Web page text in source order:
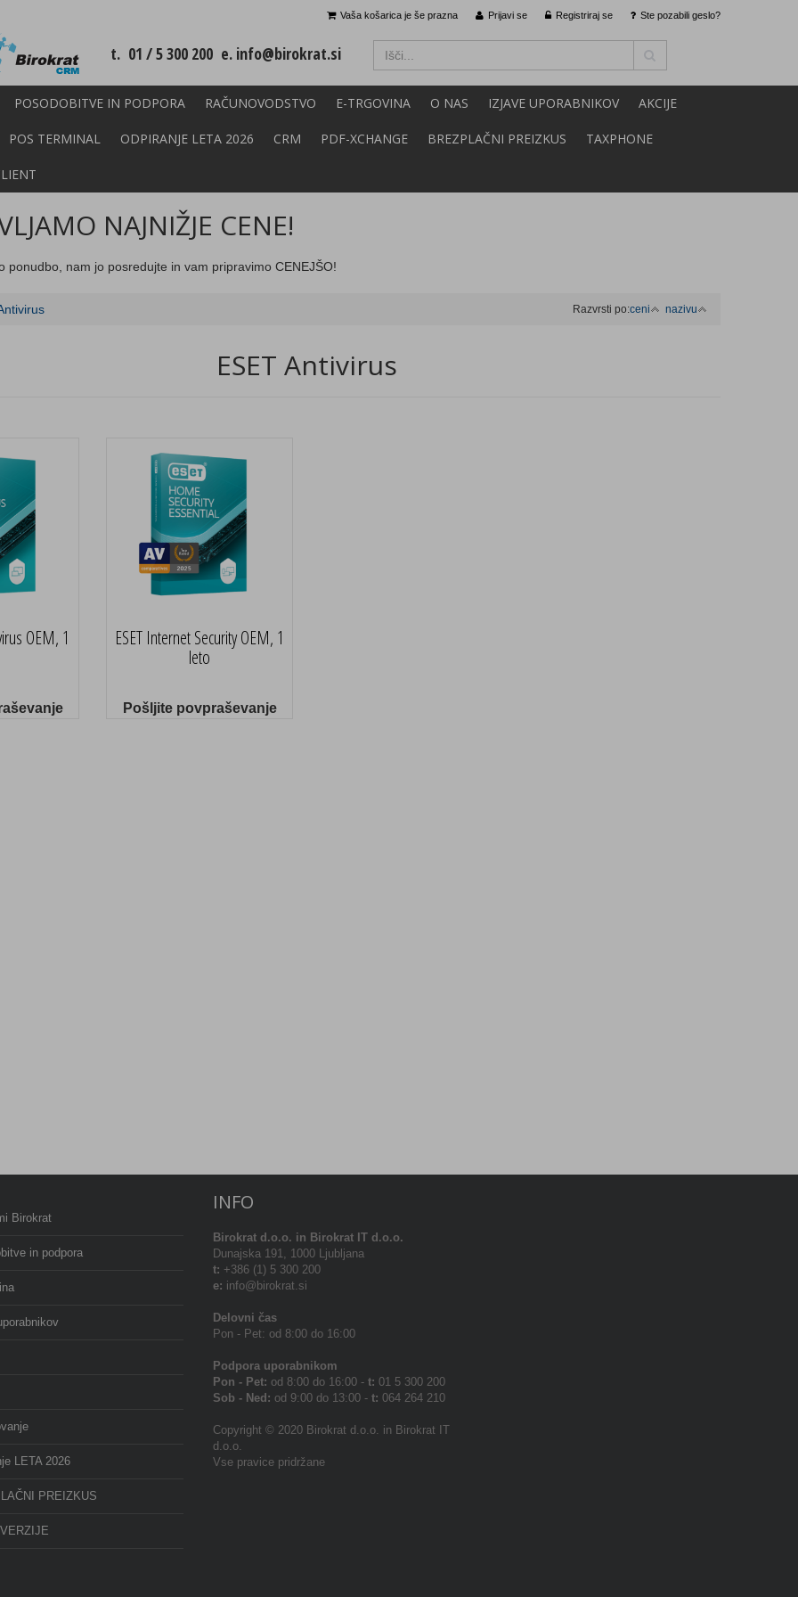
Prijavi se Registriraj se Ste pozabili geslo?
Vaša košarica je še prazna
t. 01 / 5 300 200 e. info@birokrat.si
POSODOBITVE IN PODPORA RAČUNOVODSTVO E-TRGOVINA O NAS IZJAVE UPORABNIKOV AKCIJE
POS TERMINAL ODPIRANJE LETA 2026 CRM PDF-XCHANGE BREZPLAČNI PREIZKUS TAXPHONE
NAJNIŽJE CENE!
ponudbo, nam jo posredujte in vam pripravimo CENEJŠO!
Razvrsti po:ceni nazivu
ESET Antivirus
OEM, 1
ESET Internet Security OEM, 1
leto
Pošljite povpraševanje
Birokrat
in podpora
LETA 2026
PREIZKUS
INFO
Birokrat d.o.o. in Birokrat IT d.o.o.
Dunajska 191, 1000 Ljubljana
t: +386 (1) 5 300 200
e: info@birokrat.si
Delovni čas
Pon - Pet: od 8:00 do 16:00
Podpora uporabnikom
Pon - Pet: od 8:00 do 16:00 - t: 01 5 300 200
Sob - Ned: od 9:00 do 13:00 - t: 064 264 210
Copyright © 2020 Birokrat d.o.o. in Birokrat IT
d.o.o.
Vse pravice pridržane